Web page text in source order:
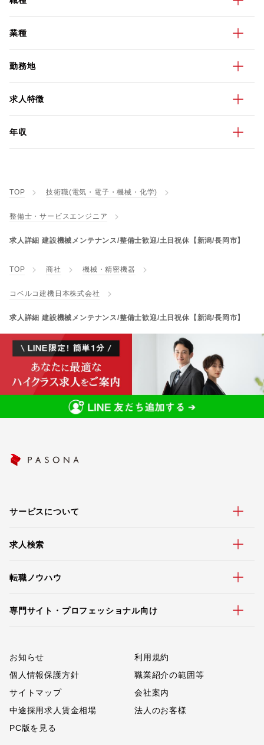
業種
勤務地
求人特徴
年収
TOP 技術職(電気・電子・機械・化学)
整備士・サービスエンジニア
求人詳細 建設機械メンテナンス/整備士歓迎/土日祝休【新潟/長岡市】
TOP 商社 機械・精密機器
コベルコ建機日本株式会社
求人詳細 建設機械メンテナンス/整備士歓迎/土日祝休【新潟/長岡市】
サービスについて
求人検索
転職ノウハウ
専門サイト・プロフェッショナル向け
お知らせ
利用規約
個人情報保護方針
職業紹介の範囲等
サイトマップ
会社案内
中途採用求人賃金相場
法人のお客様
PC版を見る